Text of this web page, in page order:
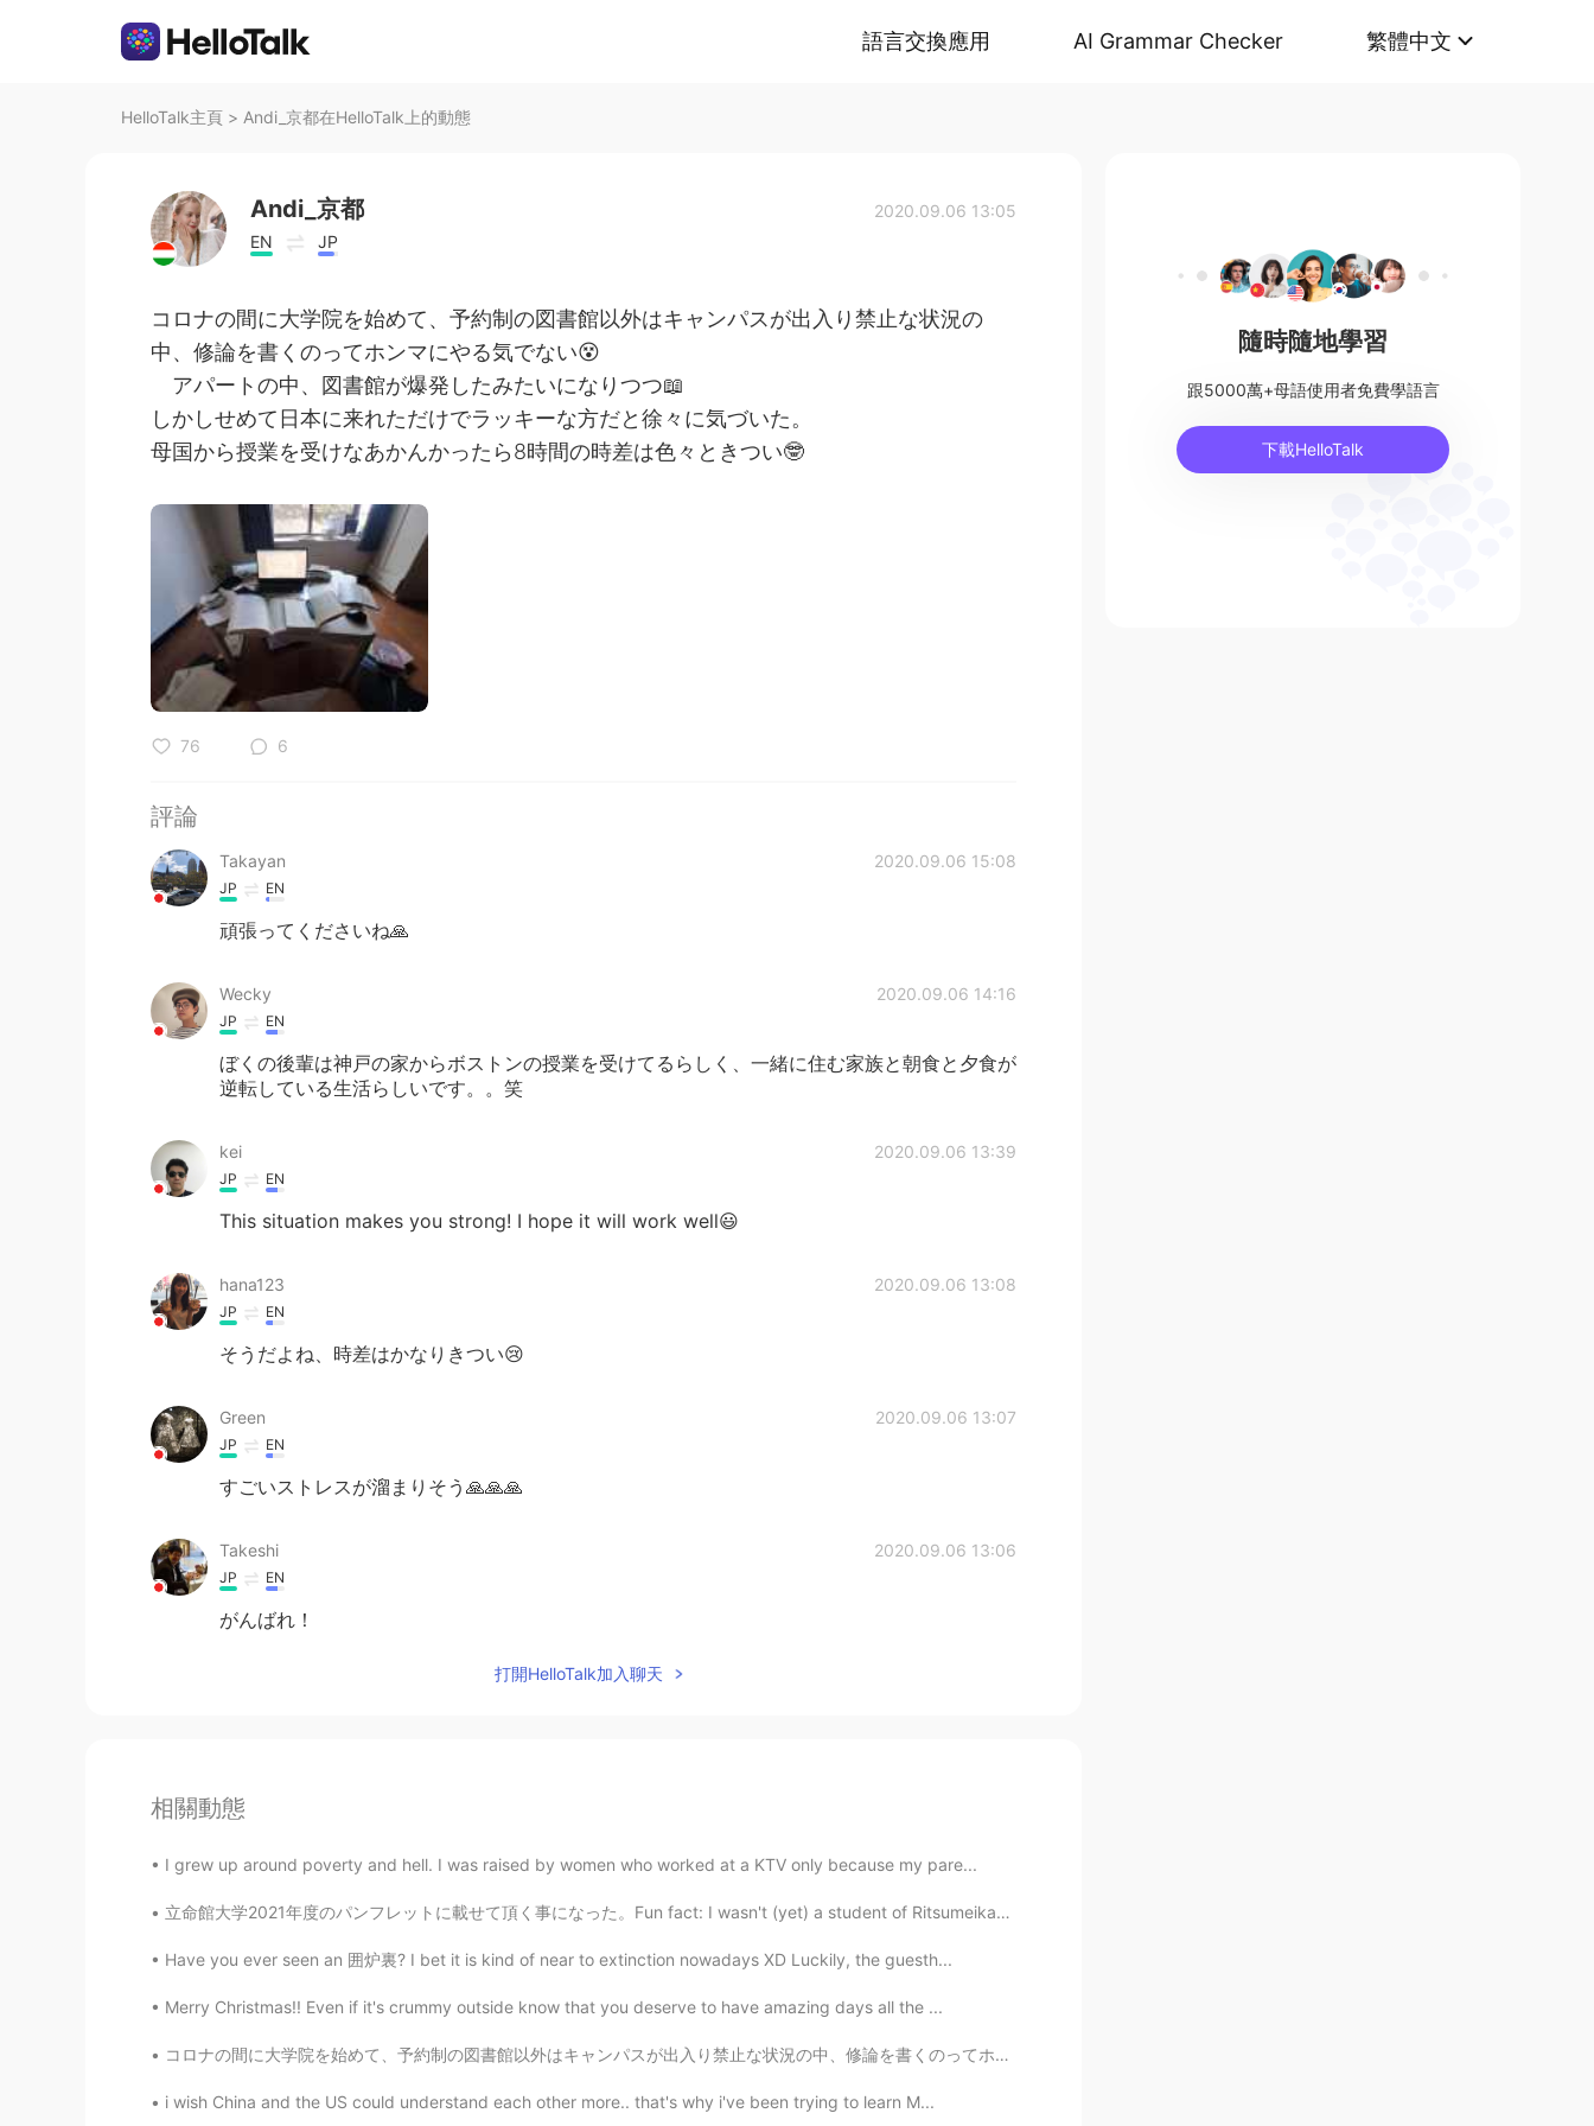
語言交換應用 AI Grammar Checker 繁體中文
HelloTalk主頁 > Andi_京都在HelloTalk上的動態
Andi_京都
EN JP
2020.09.06 13:05
コロナの間に大学院を始めて、予約制の図書館以外はキャンパスが出入り禁止な状況の
中、修論を書くのってホンマにやる気でない😵
アパートの中、図書館が爆発したみたいになりつつ📖
しかしせめて日本に来れただけでラッキーな方だと徐々に気づいた。
母国から授業を受けなあかんかったら8時間の時差は色々ときつい🤓
76 6
評論
Takayan 2020.09.06 15:08
JP EN
頑張ってくださいね🙏
Wecky 2020.09.06 14:16
JP EN
ぼくの後輩は神戸の家からボストンの授業を受けてるらしく、一緒に住む家族と朝食と夕食が
逆転している生活らしいです。。笑
kei 2020.09.06 13:39
JP EN
This situation makes you strong! I hope it will work well😃
hana123 2020.09.06 13:08
JP EN
そうだよね、時差はかなりきつい😢
Green 2020.09.06 13:07
JP EN
すごいストレスが溜まりそう🙏🙏🙏
Takeshi 2020.09.06 13:06
JP EN
がんばれ！
打開HelloTalk加入聊天
相關動態
I grew up around poverty and hell. I was raised by women who worked at a KTV only because my pare...
立命館大学2021年度のパンフレットに載せて頂く事になった。Fun fact: I wasn't (yet) a student of Ritsumeikan University when t...
Have you ever seen an 囲炉裏? I bet it is kind of near to extinction nowadays XD Luckily, the guesth...
Merry Christmas!! Even if it's crummy outside know that you deserve to have amazing days all the ...
コロナの間に大学院を始めて、予約制の図書館以外はキャンパスが出入り禁止な状況の中、修論を書くのってホンマにやる気でない😵 アパートの中、図書館が爆発したみたいになりつつ📖 しかしせめて日本に来れ...
i wish China and the US could understand each other more.. that's why i've been trying to learn M...
隨時隨地學習
跟5000萬+母語使用者免費學語言
下載HelloTalk